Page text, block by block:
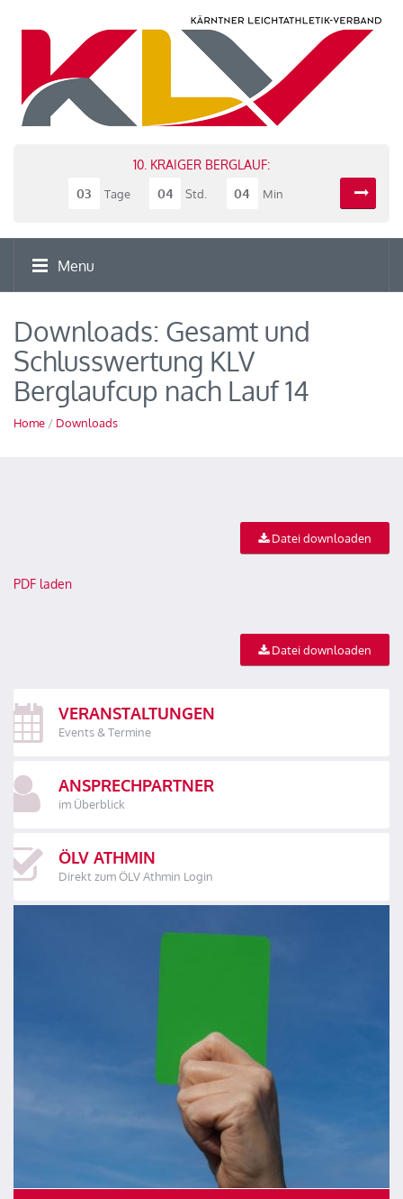
10. KRAIGER BERGLAUF:
03
Tage 04 Std. 04 Min
Menu
Downloads: Gesamt und
Schlusswertung KLV
Berglaufcup nach Lauf 14
Home / Downloads
Datei downloaden
PDF laden
Datei downloaden
VERANSTALTUNGEN
Events & Termine
ANSPRECHPARTNER
im Überblick
ÖLV ATHMIN
Direkt zum ÖLV Athmin Login